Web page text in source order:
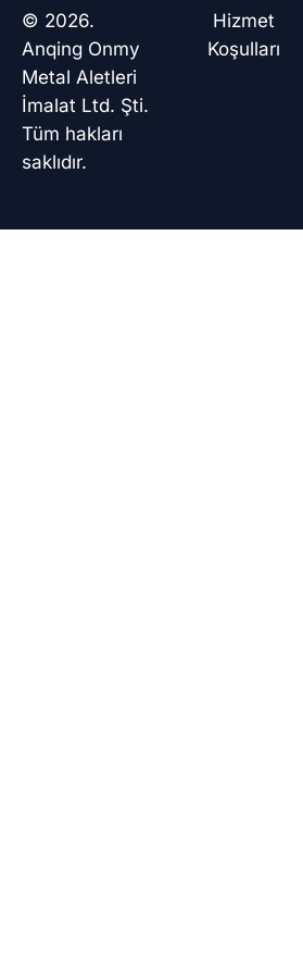
o
o
© 2026.
Anqing Onmy
Metal Aletleri
İmalat Ltd. Şti.
Tüm hakları
saklıdır.
Hizmet
Koşulları